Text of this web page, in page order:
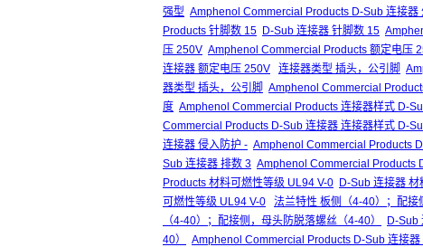
强型 Amphenol Commercial Products D-Sub 连接器
Products 针脚数 15 D-Sub 连接器 针脚数 15
压 250V Amphenol Commercial Products 额定电压
连接器 额定电压 250V
连接器类型 插头，公引脚
器类型 插头，公引脚 Amphenol Commercial
度 Amphenol Commercial Products 连接器样式 D-
Commercial Products D-Sub 连接器 连接器样式 D-
连接器 侵入防护 - Amphenol Commercial Products
Sub 连接器 排数 3 Amphenol Commercial Products
Products 材料可燃性等级 UL94 V-0 D-Sub 连接器
可燃性等级 UL94 V-0
法兰特性 板侧（4-40）；配接
（4-40）；配接侧，母头防脱落螺丝（4-40）
D-Sub
40）
Amphenol Commercial Products D-Sub 连接